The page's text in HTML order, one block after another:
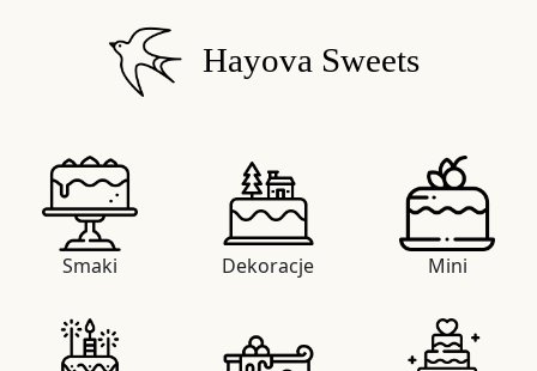
Hayova Sweets
Smaki Dekoracje Mini